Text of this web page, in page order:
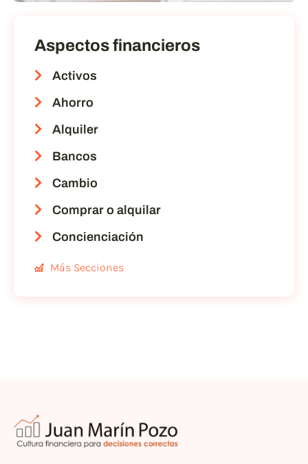
Aspectos financieros
Activos
Ahorro
Alquiler
Bancos
Cambio
Comprar o alquilar
Concienciación
Más Secciones